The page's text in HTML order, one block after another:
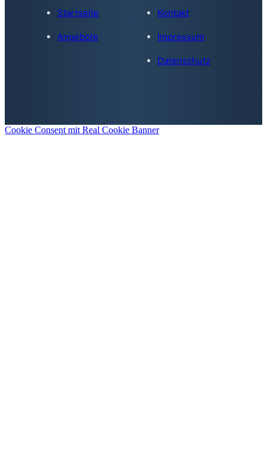
Startseite
Angebote
Kontakt
Impressum
Datenschutz
Cookie Consent mit Real Cookie Banner